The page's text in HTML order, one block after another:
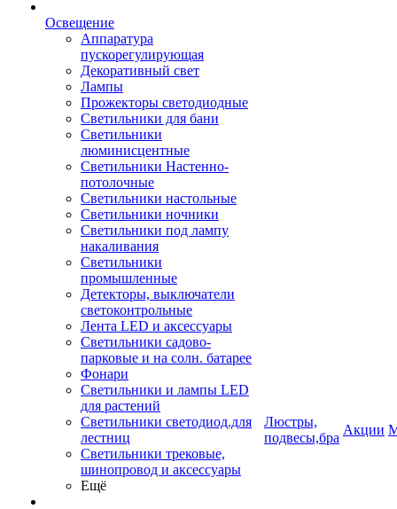
Освещение
Аппаратура
пускорегулирующая
Декоративный свет
Лампы
Прожекторы светодиодные
Светильники для бани
Светильники
люминисцентные
Светильники Настенно-
потолочные
Светильники настольные
Светильники ночники
Светильники под лампу
накаливания
Светильники
промышленные
Детекторы, выключатели
светоконтрольные
Лента LED и аксессуары
Светильники садово-
парковые и на солн. батарее
Фонари
Светильники и лампы LED
для растений
Светильники светодиод.для
лестниц
Светильники трековые,
шинопровод и аксессуары
Ещё
Люстры,
подвесы,бра
Акции